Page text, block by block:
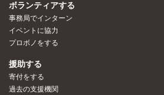
ボランティアする
事務局でインターン
イベントに協力
プロボノをする
援助する
寄付をする
過去の支援機関